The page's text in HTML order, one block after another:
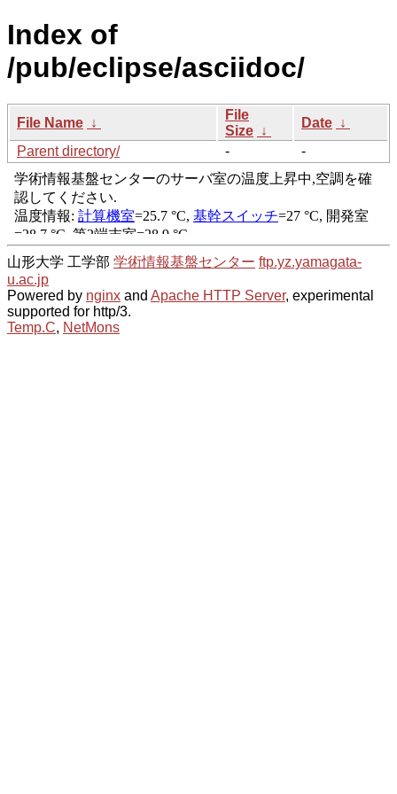
Index of
/pub/eclipse/asciidoc/
File Name ↓
File
Size ↓
Date ↓
Parent directory/
- -
山形大学 工学部 学術情報基盤センター ftp.yz.yamagata-
u.ac.jp
Powered by nginx and Apache HTTP Server, experimental
supported for http/3.
Temp.C, NetMons